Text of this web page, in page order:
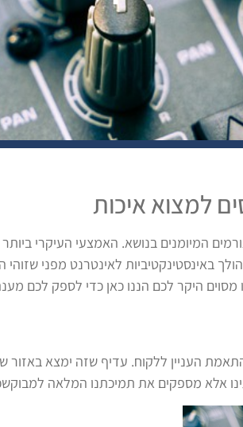
למצוא איכות
המיומנים בנושא. האמצעי העיקרי
באינסטינקטיביות לאינטרנט מפני
היקר לכם הננו כאן כדי לספק לכם
העניין ללקוח. עדיף שזה ימצא באזור
אלא מספקים את תמיכתנו המלאה